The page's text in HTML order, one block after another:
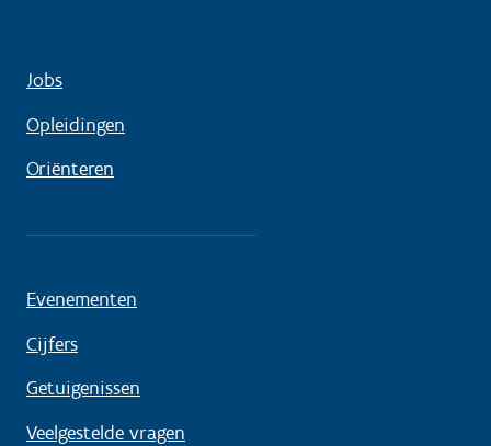
Jobs
Opleidingen
Oriënteren
Evenementen
Cijfers
Getuigenissen
Veelgestelde vragen